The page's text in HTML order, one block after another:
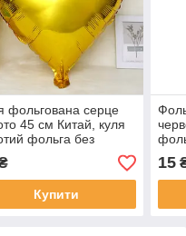
фольгована серце
45 см Китай, куля
фольга без
18"
Купити
15